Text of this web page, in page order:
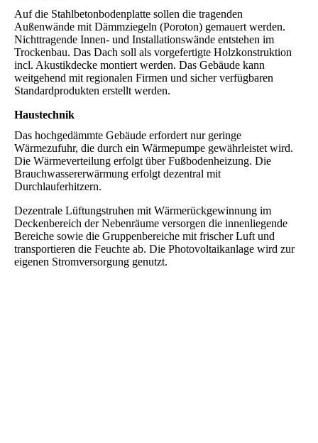
Auf die Stahlbetonbodenplatte sollen die tragenden
Außenwände mit Dämmziegeln (Poroton) gemauert werden.
Nichttragende Innen- und Installationswände entstehen im
Trockenbau. Das Dach soll als vorgefertigte Holzkonstruktion
incl. Akustikdecke montiert werden. Das Gebäude kann
weitgehend mit regionalen Firmen und sicher verfügbaren
Standardprodukten erstellt werden.
Haustechnik
Das hochgedämmte Gebäude erfordert nur geringe
Wärmezufuhr, die durch ein Wärmepumpe gewährleistet wird.
Die Wärmeverteilung erfolgt über Fußbodenheizung. Die
Brauchwassererwärmung erfolgt dezentral mit
Durchlauferhitzern.
Dezentrale Lüftungstruhen mit Wärmerückgewinnung im
Deckenbereich der Nebenräume versorgen die innenliegende
Bereiche sowie die Gruppenbereiche mit frischer Luft und
transportieren die Feuchte ab. Die Photovoltaikanlage wird zur
eigenen Stromversorgung genutzt.